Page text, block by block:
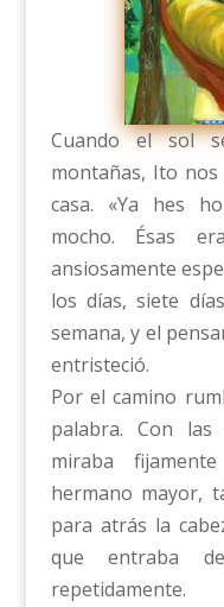
Cuando el sol
montañas, Ito
casa. «Ya hes
mocho. Ésas
ansiosamente
los días, siete
semana, y el
entristeció.
Por el camino
palabra. Con
miraba
hermano mayor,
para atrás la
que entraba
repetidamente.